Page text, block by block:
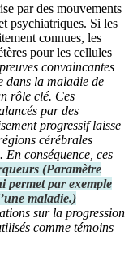
par des mouvements
psychiatriques. Si les
connues, les
pour les cellules
convaincantes
dans la maladie de
rôle clé. Ces
par des
progressif laisse
cérébrales
En conséquence, ces
(Paramètre
permet par exemple
maladie.)
sur la progression
comme témoins